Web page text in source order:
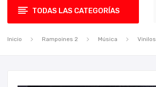
TODAS LAS CATEGORÍAS
Inicio Rampoines 2 Música Vinilos